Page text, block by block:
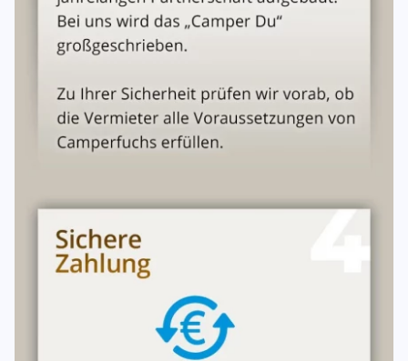
Unterschriften
Die allgemeinen Mietbedingungen(Anlagen) sind ebenso
wie das Übergabeprotokoll/Checklisten Bestandteil dieses